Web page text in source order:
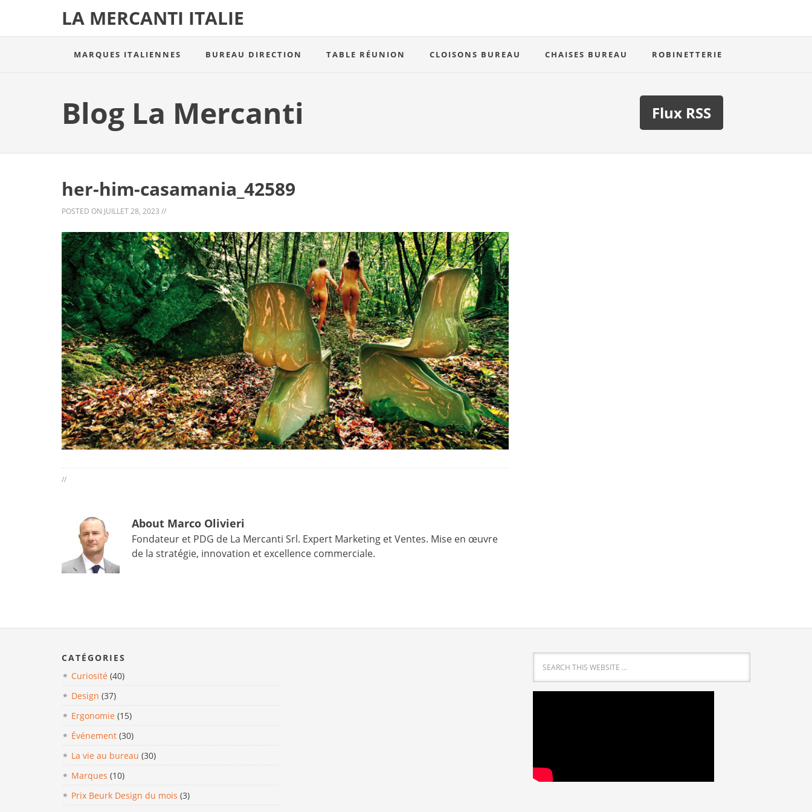
LA MERCANTI ITALIE
MARQUES ITALIENNES BUREAU DIRECTION TABLE RÉUNION CLOISONS BUREAU CHAISES BUREAU ROBINETTERIE
Blog La Mercanti Flux RSS
her-him-casamania_42589
POSTED ON JUILLET 28, 2023 //
//
About Marco Olivieri
Fondateur et PDG de La Mercanti Srl. Expert Marketing et Ventes. Mise en œuvre
de la stratégie, innovation et excellence commerciale.
CATÉGORIES
Curiosité (40)
Design (37)
Ergonomie (15)
Événement (30)
La vie au bureau (30)
Marques (10)
Prix Beurk Design du mois (3)